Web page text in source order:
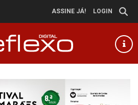
ASSINE JÁ! LOGIN